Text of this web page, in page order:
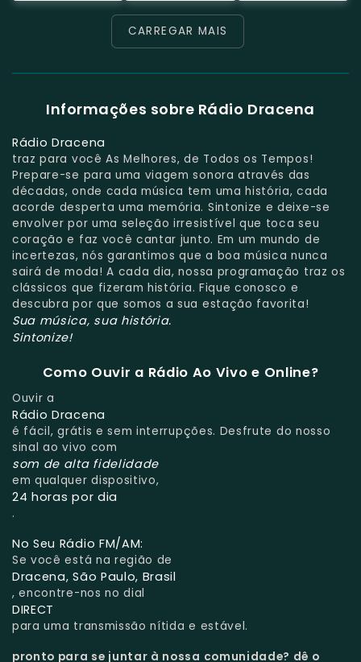
CARREGAR MAIS
Informações sobre Rádio Dracena
Rádio Dracena
traz para você As Melhores, de Todos os Tempos!
Prepare-se para uma viagem sonora através das
décadas, onde cada música tem uma história, cada
acorde desperta uma memória. Sintonize e deixe-se
envolver por uma seleção irresistível que toca seu
coração e faz você cantar junto. Em um mundo de
incertezas, nós garantimos que a boa música nunca
sairá de moda! A cada dia, nossa programação traz os
clássicos que fizeram história. Fique conosco e
descubra por que somos a sua estação favorita!
Sua música, sua história.
Sintonize!
Como Ouvir a Rádio Ao Vivo e Online?
Ouvir a
Rádio Dracena
é fácil, grátis e sem interrupções. Desfrute do nosso
sinal ao vivo com
som de alta fidelidade
em qualquer dispositivo,
24 horas por dia
.
No Seu Rádio FM/AM:
Se você está na região de
Dracena, São Paulo, Brasil
, encontre-nos no dial
DIRECT
para uma transmissão nítida e estável.
pronto para se juntar à nossa comunidade? dê o